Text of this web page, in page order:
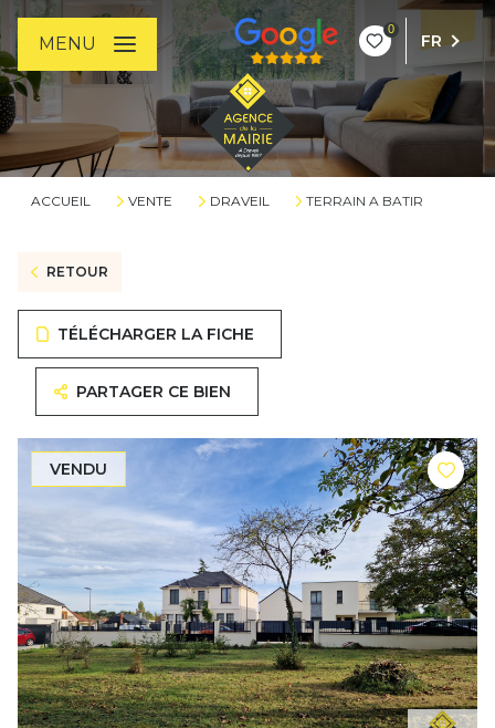
0
FR
MENU
ACCUEIL VENTE DRAVEIL TERRAIN A BATIR
RETOUR
TÉLÉCHARGER LA FICHE
PARTAGER CE BIEN
VENDU